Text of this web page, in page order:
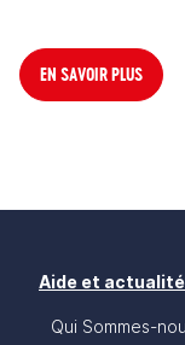
EN SAVOIR PLUS
Aide et
Qui Sommes-